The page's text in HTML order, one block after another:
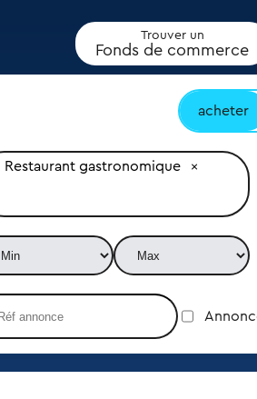
Trouver un
Fonds de commerce
acheter
Restaurant gastronomique